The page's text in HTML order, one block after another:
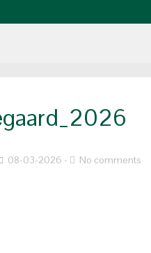
08-03-2026 No comments